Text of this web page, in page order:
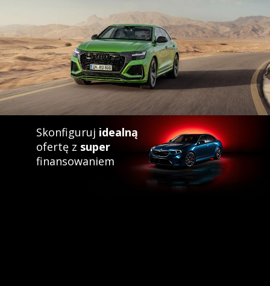
Skonfiguruj idealną
ofertę z super
finansowaniem